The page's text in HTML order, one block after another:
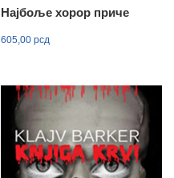
Најбоље хорор приче
605,00рсд